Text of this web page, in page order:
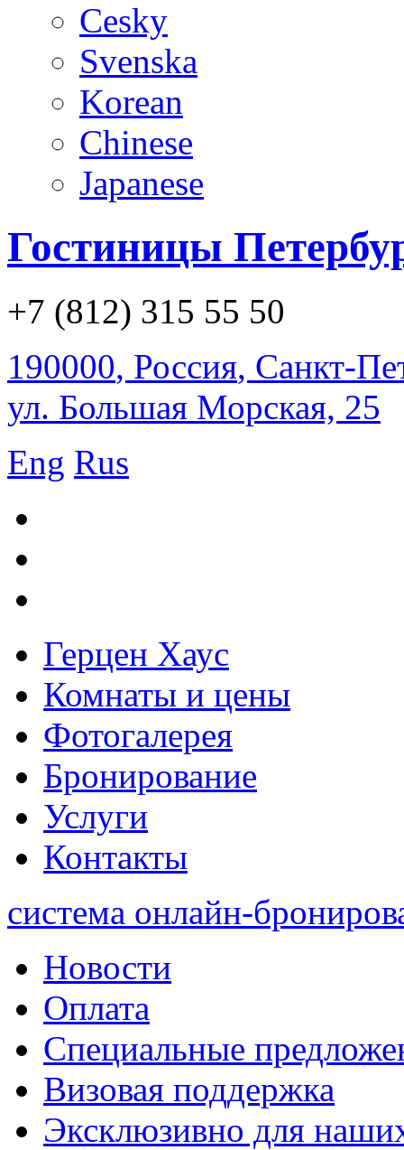
Cesky
Svenska
Korean
Chinese
Japanese
Гостиницы
+7 (812) 315 55 50
190000, Россия, Санкт-
ул. Большая Морская, 25
Eng Rus
Герцен Хаус
Комнаты и цены
Фотогалерея
Бронирование
Услуги
Контакты
система онлайн-
Новости
Оплата
Специальные
Визовая поддержка
Эксклюзивно для